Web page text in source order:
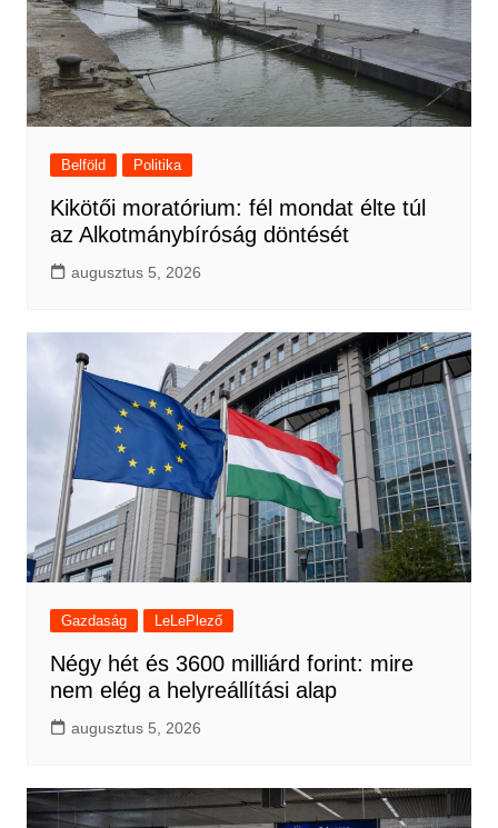
Belföld Politika
Kikötői moratórium: fél mondat élte túl
az Alkotmánybíróság döntését
augusztus 5, 2026
Gazdaság LeLePlező
Négy hét és 3600 milliárd forint: mire
nem elég a helyreállítási alap
augusztus 5, 2026